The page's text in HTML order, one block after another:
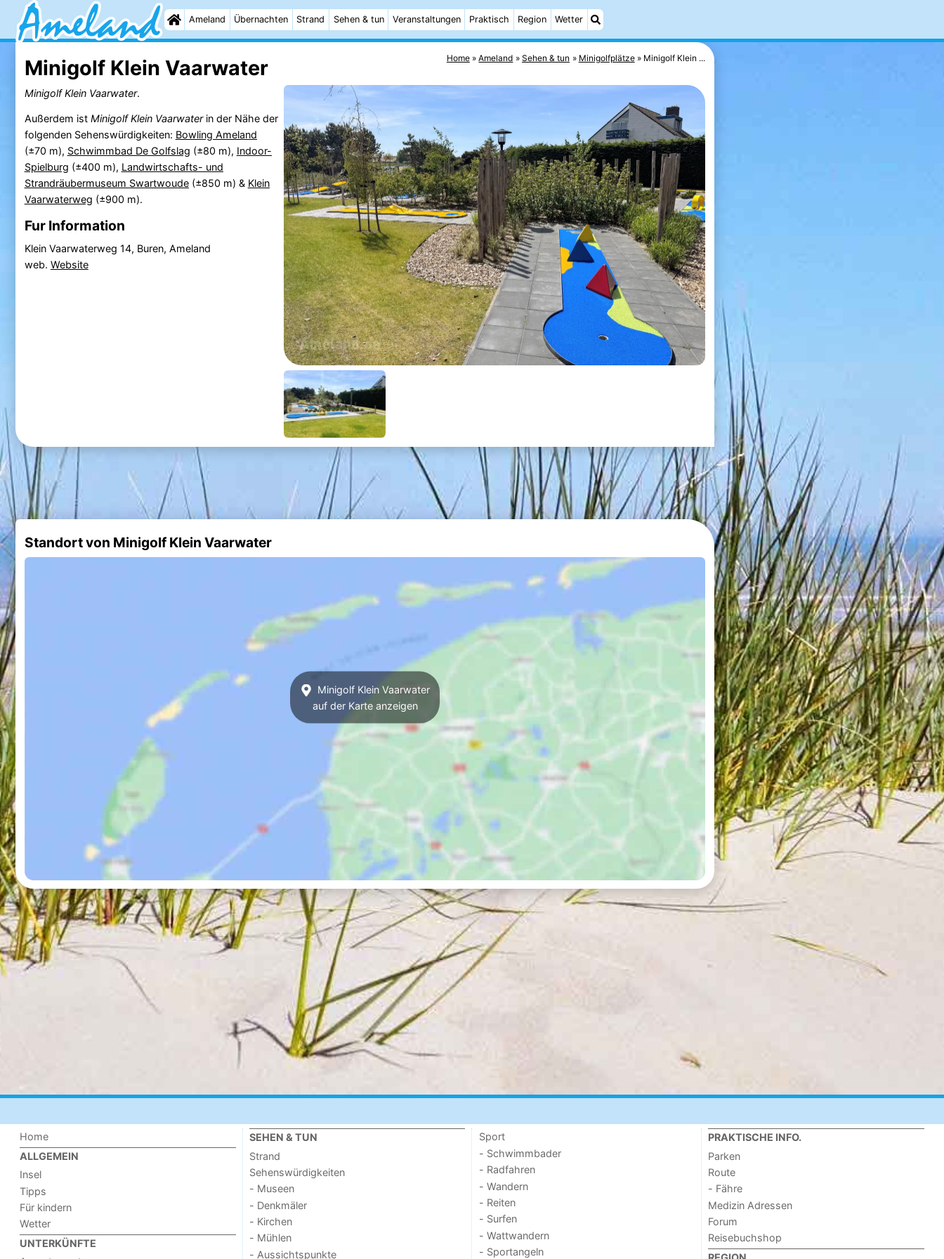
Ameland Übernachten Strand Sehen & tun Veranstaltungen Praktisch Region Wetter
Home Ameland Sehen & tun Minigolfplätze Minigolf Klein ...
Minigolf Klein Vaarwater
Minigolf Klein Vaarwater.
Außerdem ist Minigolf Klein Vaarwaterin der Nähe der
folgenden Sehenswürdigkeiten: Bowling Ameland
(±70 m), Schwimmbad De Golfslag (±80 m), Indoor-
Spielburg (±400 m), Landwirtschafts- und
Strandräubermuseum Swartwoude(±850 m) & Klein
Vaarwaterweg (±900 m).
Fur Information
Klein Vaarwaterweg 14, Buren, Ameland
web. Website
Standort von Minigolf Klein Vaarwater
Minigolf Klein Vaarwater
auf der Karte anzeigen
Home
ALLGEMEIN
Insel
Tipps
Für kindern
Wetter
UNTERKÜNFTE
SEHEN & TUN
Strand
Sehenswürdigkeiten
- Museen
- Denkmäler
- Kirchen
- Mühlen
- Aussichtspunkte
Sport
- Schwimmbader
- Radfahren
- Wandern
- Reiten
- Surfen
- Wattwandern
- Sportangeln
PRAKTISCHE INFO.
Parken
Route
- Fähre
Medizin Adressen
Forum
Reisebuchshop